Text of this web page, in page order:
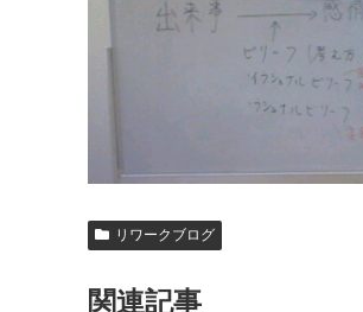
リワークブログ
関連記事